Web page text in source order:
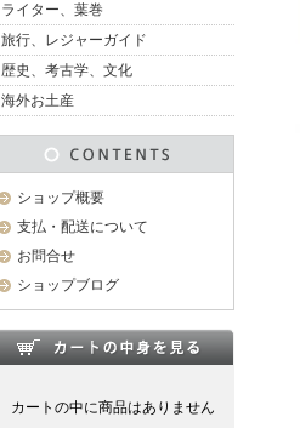
ライター、葉巻
旅行、レジャーガイド
歴史、考古学、文化
海外お土産
ショップ概要
支払・配送について
お問合せ
ショップブログ
カートの中に商品はありません